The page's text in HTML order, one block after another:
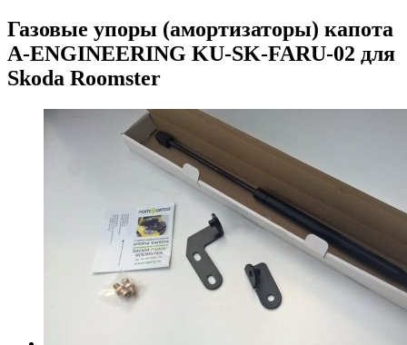
Газовые упоры (амортизаторы) капота
A-ENGINEERING KU-SK-FARU-02 для
Skoda Roomster